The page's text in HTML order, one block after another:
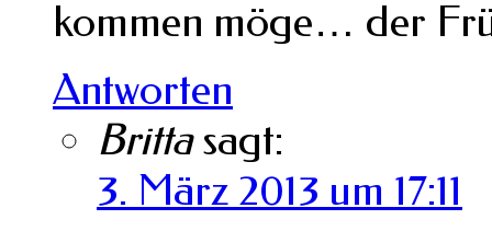
kommen möge… der
Antworten
Britta sagt:
3. März 2013 um 17:11